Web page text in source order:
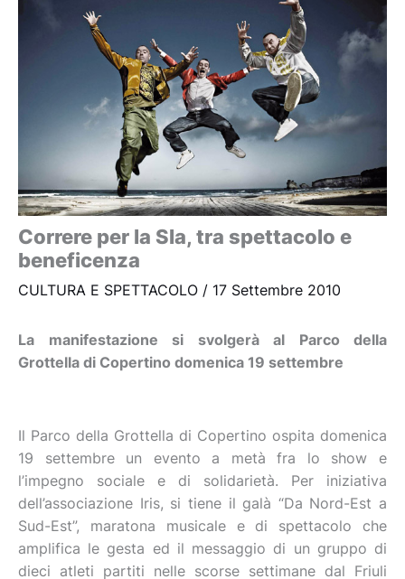
Correre per la Sla, tra spettacolo e
beneficenza
CULTURA E SPETTACOLO / 17 Settembre 2010
La manifestazione si svolgerà al Parco della
Grottella di Copertino domenica 19 settembre
Il Parco della Grottella di Copertino ospita domenica
19 settembre un evento a metà fra lo show e
l’impegno sociale e di solidarietà. Per iniziativa
dell’associazione Iris, si tiene il galà “Da Nord-Est a
Sud-Est”, maratona musicale e di spettacolo che
amplifica le gesta ed il messaggio di un gruppo di
dieci atleti partiti nelle scorse settimane dal Friuli